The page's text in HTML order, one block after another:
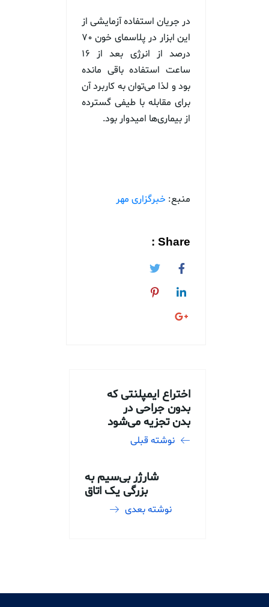
در جریان استفاده آزمایشی از
این ابزار در پلاسمای خون ۷۰
درصد از انرژی بعد از ۱۶
ساعت استفاده باقی مانده
بود و لذا می‌توان به کاربرد آن
برای مقابله با طیفی گسترده
از بیماری‌ها امیدوار بود.
منبع: خبرگزاری مهر
Share :
اختراع ایمپلنتی که
بدون جراحی در
بدن تجزیه می‌شود
نوشته قبلی
شارژر بی‌سیم به
بزرگی یک اتاق
نوشته بعدی